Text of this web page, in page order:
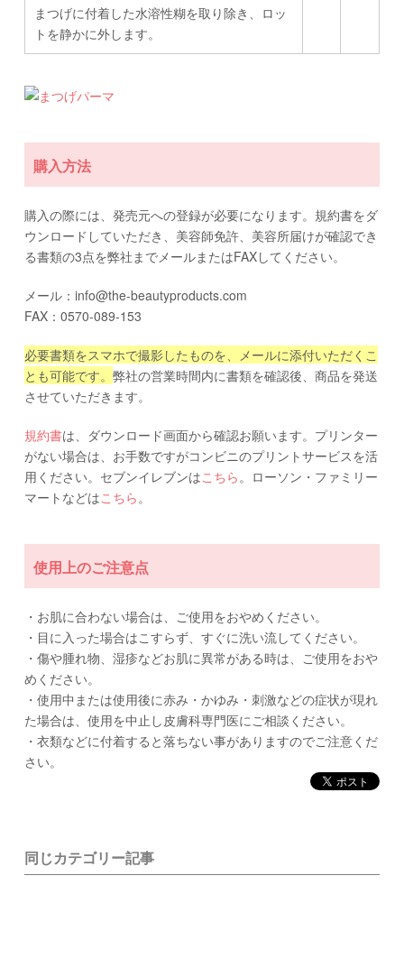
まつげに付着した水溶性糊を取り除き、ロッ
トを静かに外します。
購入方法
購入の際には、発売元への登録が必要になります。規約書をダ
ウンロードしていただき、美容師免許、美容所届けが確認でき
る書類の3点を弊社までメールまたはFAXしてください。
メール：info@the-beautyproducts.com
FAX：0570-089-153
必要書類をスマホで撮影したものを、メールに添付いただくこ
とも可能です。 弊社の営業時間内に書類を確認後、商品を発送
させていただきます。
規約書は、ダウンロード画面から確認お願います。プリンター
がない場合は、お手数ですがコンビニのプリントサービスを活
用ください。セブンイレブンはこちら。ローソン・ファミリー
マートなどはこちら。
使用上のご注意点
・お肌に合わない場合は、ご使用をおやめください。
・目に入った場合はこすらず、すぐに洗い流してください。
・傷や腫れ物、湿疹などお肌に異常がある時は、ご使用をおや
めください。
・使用中または使用後に赤み・かゆみ・刺激などの症状が現れ
た場合は、使用を中止し皮膚科専門医にご相談ください。
・衣類などに付着すると落ちない事がありますのでご注意くだ
さい。
同じカテゴリー記事